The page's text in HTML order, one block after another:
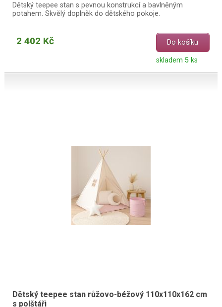
Dětský teepee stan s pevnou konstrukcí a bavlněným
potahem. Skvělý doplněk do dětského pokoje.
2 402 Kč Do košíku
skladem 5 ks
Dětský teepee stan růžovo-béžový 110x110x162 cm
s polštáři